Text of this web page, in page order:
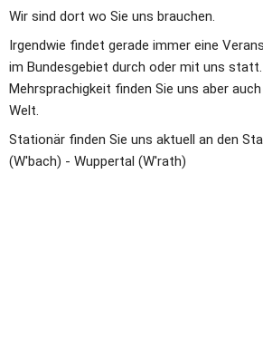
Wir sind dort wo Sie uns brauchen.
Irgendwie findet gerade immer eine
im Bundesgebiet durch oder mit uns
Mehrsprachigkeit finden Sie uns aber
Welt.
Stationär finden Sie uns aktuell an den
(W'bach) - Wuppertal (W'rath)